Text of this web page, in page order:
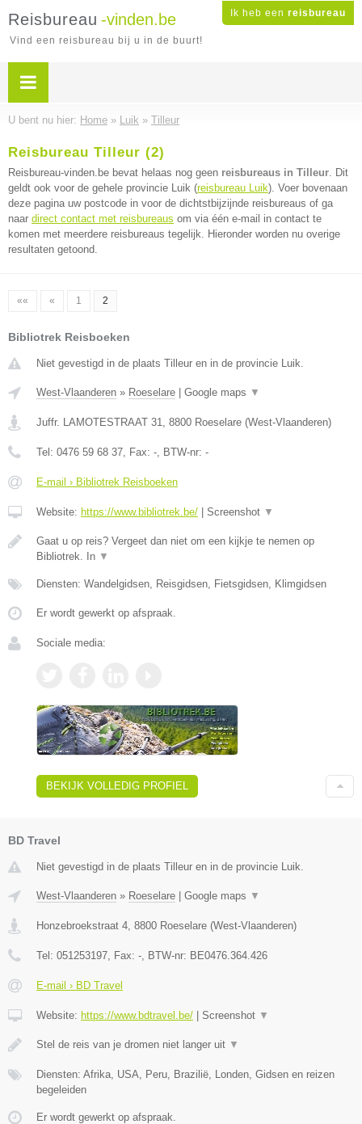
Ik heb een reisbureau
Reisbureau -vinden.be
Vind een reisbureau bij u in de buurt!
U bent nu hier: Home » Luik » Tilleur
Reisbureau Tilleur (2)
Reisbureau-vinden.be bevat helaas nog geen reisbureaus in Tilleur. Dit
geldt ook voor de gehele provincie Luik (reisbureau Luik). Voer bovenaan
deze pagina uw postcode in voor de dichtstbijzijnde reisbureaus of ga
naar direct contact met reisbureaus om via één e-mail in contact te
komen met meerdere reisbureaus tegelijk. Hieronder worden nu overige
resultaten getoond.
«« « 1 2
Bibliotrek Reisboeken
Niet gevestigd in de plaats Tilleur en in de provincie Luik.
West-Vlaanderen » Roeselare Google maps ▼
Juffr. LAMOTESTRAAT 31, 8800 Roeselare (West-Vlaanderen)
Tel: 0476 59 68 37, Fax: -, BTW-nr: -
E-mail › Bibliotrek Reisboeken
Website: https://www.bibliotrek.be/ Screenshot ▼
Gaat u op reis? Vergeet dan niet om een kijkje te nemen op
Bibliotrek. In ▼
Diensten: Wandelgidsen, Reisgidsen, Fietsgidsen, Klimgidsen
Er wordt gewerkt op afspraak.
Sociale media:
BEKIJK VOLLEDIG PROFIEL
BD Travel
Niet gevestigd in de plaats Tilleur en in de provincie Luik.
West-Vlaanderen » Roeselare | Google maps ▼
Honzebroekstraat 4 8800 Roeselare (West-Vlaanderen)
Tel: 051253197 , Fax: - , BTW-nr: BE0476.364.426
E-mail › BD Travel
Website: https://www.bdtravel.be/ | Screenshot ▼
Stel de reis van je dromen niet langer uit ▼
Diensten: Afrika, USA, Peru, Brazilië, Londen, Gidsen en reizen
begeleiden
Er wordt gewerkt op afspraak.